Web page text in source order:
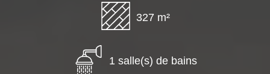
327 m²
1 salle(s) de bains